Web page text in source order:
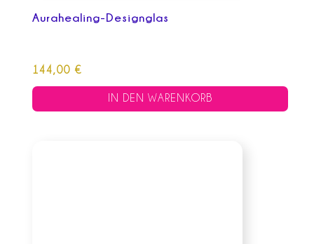
Aurahealing-Designglas
144,00€
IN DEN WARENKORB